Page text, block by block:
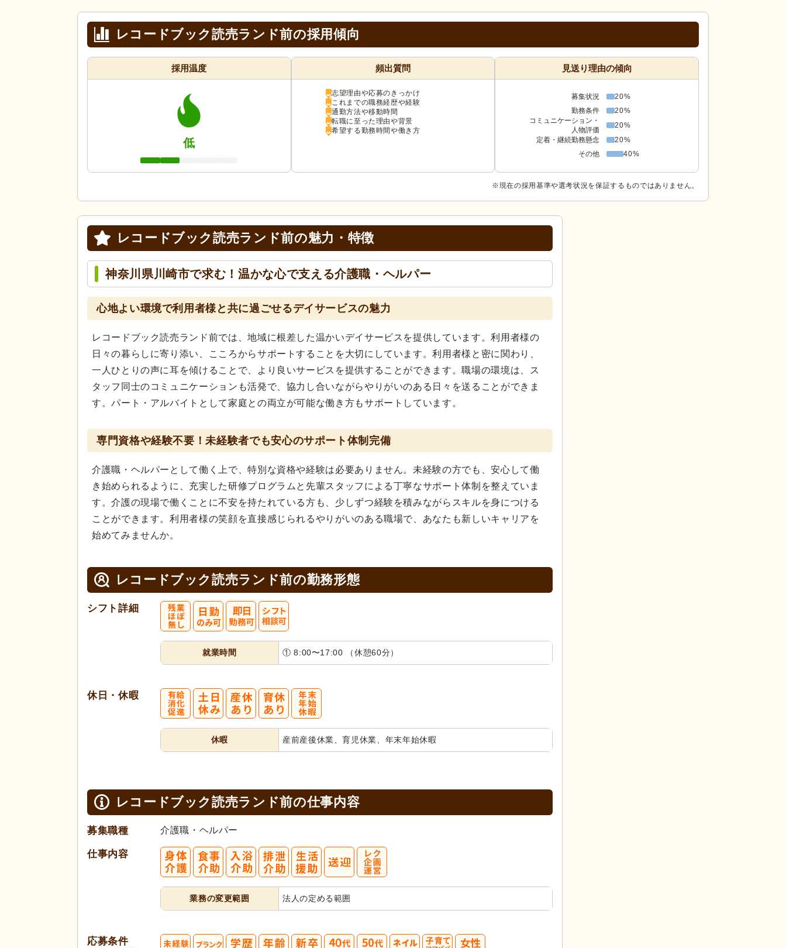
レコードブック読売ランド前の採用傾向
採用温度
低
頻出質問
志望理由や応募のきっかけ
これまでの職務経歴や経験
通勤方法や移動時間
転職に至った理由や背景
希望する勤務時間や働き方
見送り理由の傾向
募集状況
20%
勤務条件
20%
コミュニケーション・
人物評価
20%
定着・継続勤務懸念
20%
その他
40%
※現在の採用基準や選考状況を保証するものではありません。
レコードブック読売ランド前の魅力・特徴
神奈川県川崎市で求む！温かな心で支える介護職・ヘルパー
心地よい環境で利用者様と共に過ごせるデイサービスの魅力
レコードブック読売ランド前では、地域に根差した温かいデイサービスを提供しています。利用者様の
日々の暮らしに寄り添い、こころからサポートすることを大切にしています。利用者様と密に関わり、
一人ひとりの声に耳を傾けることで、より良いサービスを提供することができます。職場の環境は、ス
タッフ同士のコミュニケーションも活発で、協力し合いながらやりがいのある日々を送ることができま
す。パート・アルバイトとして家庭との両立が可能な働き方もサポートしています。
専門資格や経験不要！未経験者でも安心のサポート体制完備
介護職・ヘルパーとして働く上で、特別な資格や経験は必要ありません。未経験の方でも、安心して働
き始められるように、充実した研修プログラムと先輩スタッフによる丁寧なサポート体制を整えていま
す。介護の現場で働くことに不安を持たれている方も、少しずつ経験を積みながらスキルを身につける
ことができます。利用者様の笑顔を直接感じられるやりがいのある職場で、あなたも新しいキャリアを
始めてみませんか。
レコードブック読売ランド前の勤務形態
シフト詳細
就業時間 ① 8:00〜17:00 （休憩60分）
休日・休暇
休暇 産前産後休業、育児休業、年末年始休暇
レコードブック読売ランド前の仕事内容
募集職種 介護職・ヘルパー
仕事内容
業務の変更範囲 法人の定める範囲
応募条件